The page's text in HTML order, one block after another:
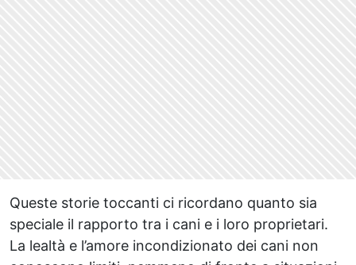
Queste storie toccanti ci ricordano quanto sia
speciale il rapporto tra i cani e i loro proprietari.
La lealtà e l’amore incondizionato dei cani non